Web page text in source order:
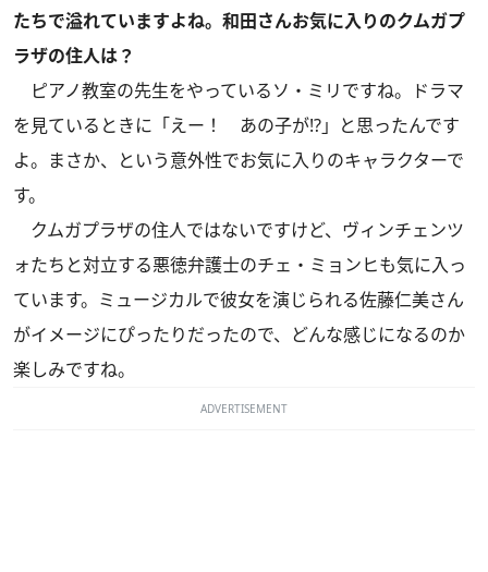
たちで溢れていますよね。和田さんお気に入りのクムガプ
ラザの住人は？
ピアノ教室の先生をやっているソ・ミリですね。ドラマ
を見ているときに「えー！ あの子が!?」と思ったんです
よ。まさか、という意外性でお気に入りのキャラクターで
す。
クムガプラザの住人ではないですけど、ヴィンチェンツ
ォたちと対立する悪徳弁護士のチェ・ミョンヒも気に入っ
ています。ミュージカルで彼女を演じられる佐藤仁美さん
がイメージにぴったりだったので、どんな感じになるのか
楽しみですね。
ADVERTISEMENT